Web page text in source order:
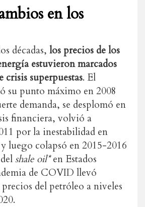
en los
décadas, los precios de los
estuvieron marcados
crisis superpuestas. El
su punto máximo en 2008
demanda, se desplomó en
financiera, volvió a
por la inestabilidad en
luego colapsó en 2015-2016
shale oil*en Estados
de COVID llevó
del petróleo a niveles